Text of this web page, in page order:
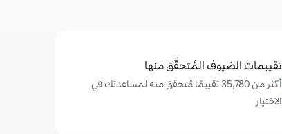
تقييمات الضيوف المُتحقَّق منها
أكثر من 35,780 تقييمًا مُتحقق منه لمساعدتك في
الاختيار